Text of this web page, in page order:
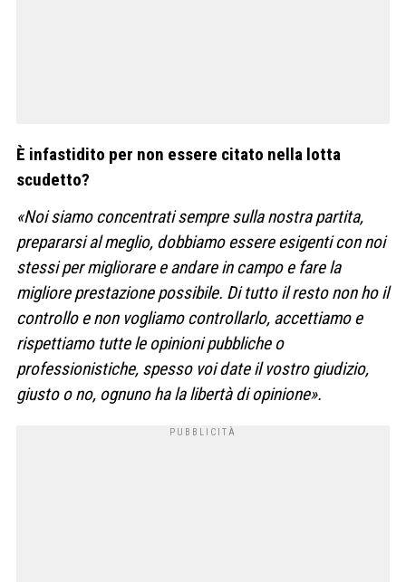
È infastidito per non essere citato nella lotta
scudetto?
«Noi siamo concentrati sempre sulla nostra partita,
prepararsi al meglio, dobbiamo essere esigenti con noi
stessi per migliorare e andare in campo e fare la
migliore prestazione possibile. Di tutto il resto non ho il
controllo e non vogliamo controllarlo, accettiamo e
rispettiamo tutte le opinioni pubbliche o
professionistiche, spesso voi date il vostro giudizio,
giusto o no, ognuno ha la libertà di opinione».